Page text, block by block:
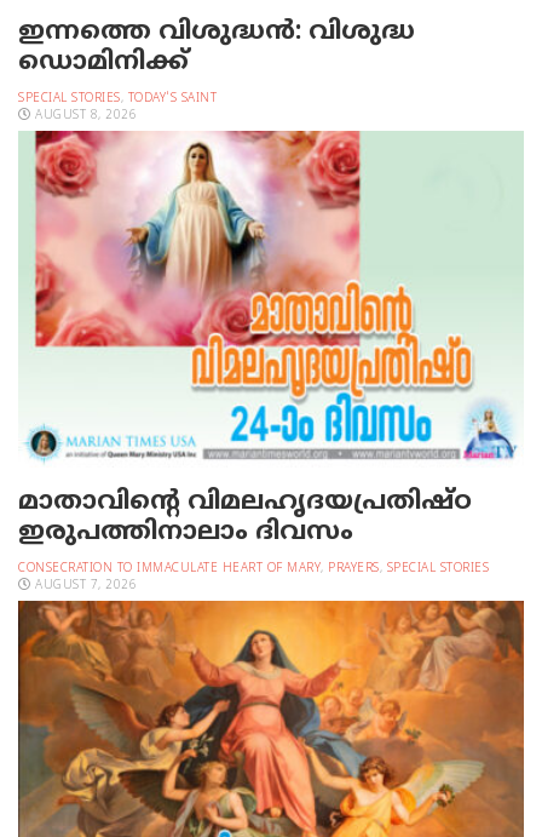
ഇന്നത്തെ വിശുദ്ധന്‍: വിശുദ്ധ
ഡൊമിനിക്ക്
SPECIAL STORIES, TODAY'S SAINT
AUGUST 8, 2026
മാതാവിന്റെ വിമലഹൃദയപ്രതിഷ്ഠ
ഇരുപത്തിനാലാം ദിവസം
CONSECRATION TO IMMACULATE HEART OF MARY, PRAYERS, SPECIAL STORIES
AUGUST 7, 2026